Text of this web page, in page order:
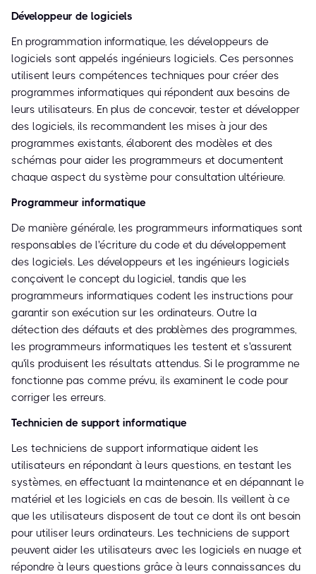
Développeur de logiciels
En programmation informatique, les développeurs de
logiciels sont appelés ingénieurs logiciels. Ces personnes
utilisent leurs compétences techniques pour créer des
programmes informatiques qui répondent aux besoins de
leurs utilisateurs. En plus de concevoir, tester et développer
des logiciels, ils recommandent les mises à jour des
programmes existants, élaborent des modèles et des
schémas pour aider les programmeurs et documentent
chaque aspect du système pour consultation ultérieure.
Programmeur informatique
De manière générale, les programmeurs informatiques sont
responsables de l'écriture du code et du développement
des logiciels. Les développeurs et les ingénieurs logiciels
conçoivent le concept du logiciel, tandis que les
programmeurs informatiques codent les instructions pour
garantir son exécution sur les ordinateurs. Outre la
détection des défauts et des problèmes des programmes,
les programmeurs informatiques les testent et s'assurent
qu'ils produisent les résultats attendus. Si le programme ne
fonctionne pas comme prévu, ils examinent le code pour
corriger les erreurs.
Technicien de support informatique
Les techniciens de support informatique aident les
utilisateurs en répondant à leurs questions, en testant les
systèmes, en effectuant la maintenance et en dépannant le
matériel et les logiciels en cas de besoin. Ils veillent à ce
que les utilisateurs disposent de tout ce dont ils ont besoin
pour utiliser leurs ordinateurs. Les techniciens de support
peuvent aider les utilisateurs avec les logiciels en nuage et
répondre à leurs questions grâce à leurs connaissances du